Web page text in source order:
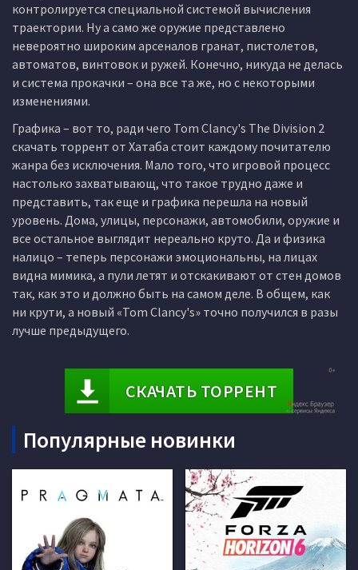
контролируется специальной системой вычисления
траектории. Ну а само же оружие представлено
невероятно широким арсеналов гранат, пистолетов,
автоматов, винтовок и ружей. Конечно, никуда не делась
и система прокачки – она все та же, но с некоторыми
изменениями.
Графика – вот то, ради чего Tom Clancy's The Division 2
скачать торрент от Хатаба стоит каждому почитателю
жанра без исключения. Мало того, что игровой процесс
настолько захватывающ, что такое трудно даже и
представить, так еще и графика перешла на новый
уровень. Дома, улицы, персонажи, автомобили, оружие и
все остальное выглядит нереально круто. Да и физика
налицо – теперь персонажи эмоциональны, на лицах
видна мимика, а пули летят и отскакивают от стен домов
так, как это и должно быть на самом деле. В общем, как
ни крути, а новый «Tom Clancy's» точно получился в разы
лучше предыдущего.
СКАЧАТЬ ТОРРЕНТ
Популярные новинки